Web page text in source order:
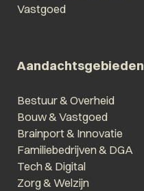
Vastgoed
Aandachtsgebieden
Bestuur & Overheid
Bouw & Vastgoed
Brainport & Innovatie
Familiebedrijven & DGA
Tech & Digital
Zorg & Welzijn